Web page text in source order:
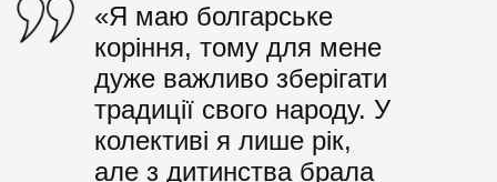
«Я маю болгарське
коріння, тому для мене
дуже важливо зберігати
традиції свого народу. У
колективі я лише рік,
але з дитинства брала